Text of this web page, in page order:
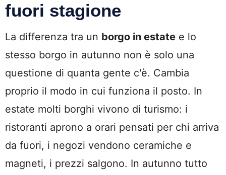
fuori stagione
La differenza tra un borgo in estate e lo
stesso borgo in autunno non è solo una
questione di quanta gente c'è. Cambia
proprio il modo in cui funziona il posto. In
estate molti borghi vivono di turismo: i
ristoranti aprono a orari pensati per chi arriva
da fuori, i negozi vendono ceramiche e
magneti, i prezzi salgono. In autunno tutto